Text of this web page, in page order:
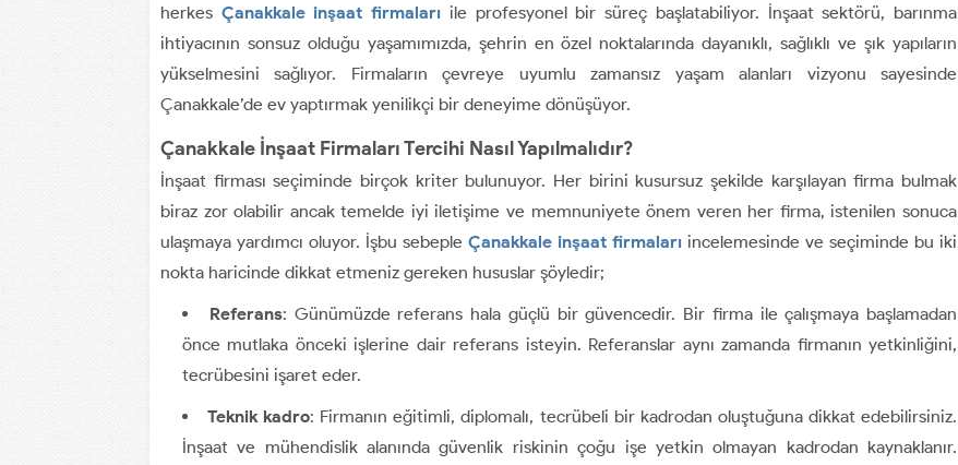
herkes Çanakkale inşaat firmaları ile profesyonel bir süreç başlatabiliyor. İnşaat sektörü, barınma
ihtiyacının sonsuz olduğu yaşamımızda, şehrin en özel noktalarında dayanıklı, sağlıklı ve şık yapıların
yükselmesini sağlıyor. Firmaların çevreye uyumlu zamansız yaşam alanları vizyonu sayesinde
Çanakkale’de ev yaptırmak yenilikçi bir deneyime dönüşüyor.
Çanakkale İnşaat Firmaları Tercihi Nasıl Yapılmalıdır?
İnşaat firması seçiminde birçok kriter bulunuyor. Her birini kusursuz şekilde karşılayan firma bulmak
biraz zor olabilir ancak temelde iyi iletişime ve memnuniyete önem veren her firma, istenilen sonuca
ulaşmaya yardımcı oluyor. İşbu sebeple Çanakkale inşaat firmaları incelemesinde ve seçiminde bu iki
nokta haricinde dikkat etmeniz gereken hususlar şöyledir;
Referans: Günümüzde referans hala güçlü bir güvencedir. Bir firma ile çalışmaya başlamadan
önce mutlaka önceki işlerine dair referans isteyin. Referanslar aynı zamanda firmanın yetkinliğini,
tecrübesini işaret eder.
Teknik kadro: Firmanın eğitimli, diplomalı, tecrübeli bir kadrodan oluştuğuna dikkat edebilirsiniz.
İnşaat ve mühendislik alanında güvenlik riskinin çoğu işe yetkin olmayan kadrodan kaynaklanır.